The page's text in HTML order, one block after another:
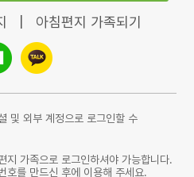
아침편지 가족되기
및 외부 계정으로 로그인할 수
지 가족으로 로그인하셔야 가능합니다.
호를 만드신 후에 이용해 주세요.